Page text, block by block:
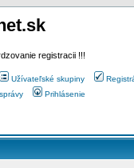
registracii !!!
Užívateľské skupiny
Prihlásenie